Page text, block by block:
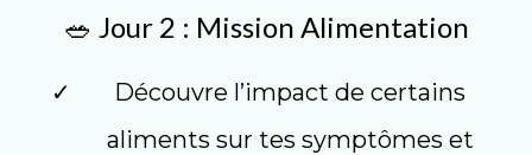
🥗 Jour 2 : Mission Alimentation
Découvre l’impact de certains
aliments sur tes symptômes et